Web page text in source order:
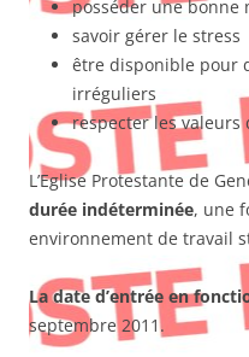
posséder une bonne
savoir gérer le stress
être disponible pour
irréguliers
respecter les
L’Eglise Protestante de
durée indéterminée, une
environnement de travail
La date d’entrée en
septembre 2011.